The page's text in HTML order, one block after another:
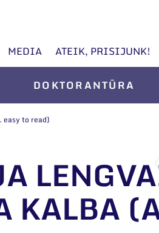
MEDIA ATEIK, PRISIJUNK!
DOKTORANTŪRA
to read)
KALBA